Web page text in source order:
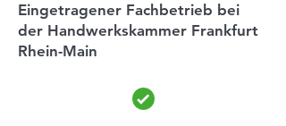
Eingetragener Fachbetrieb bei
der Handwerkskammer Frankfurt
Rhein-Main